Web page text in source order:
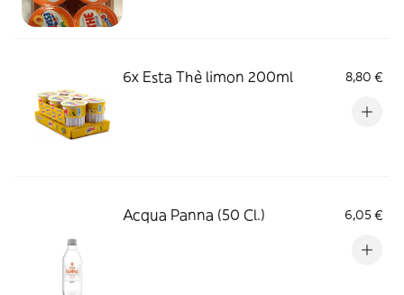
6x Esta Thè limon 200ml 8,80 €
Acqua Panna (50 Cl.) 6,05 €